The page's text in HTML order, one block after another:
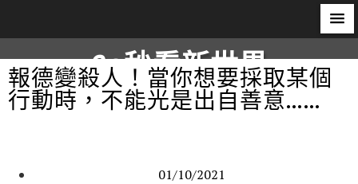
60秒看新世界
柿子文化
報德變殺人！當你想要採取某個
行動時，不能光是出自善意……
01/10/2021